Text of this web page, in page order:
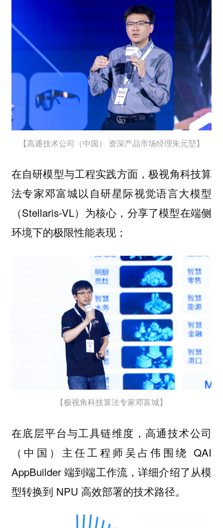
【高通技术公司（中国） 资深产品市场经理朱元堃】
在自研模型与工程实践方面，极视角科技算
法专家邓富城以自研星际视觉语言大模型
（Stellaris-VL）为核心，分享了模型在端侧
环境下的极限性能表现；
【极视角科技算法专家邓富城】
在底层平台与工具链维度，高通技术公司
（中国）主任工程师吴占伟围绕 QAI
AppBuilder 端到端工作流，详细介绍了从模
型转换到 NPU 高效部署的技术路径。